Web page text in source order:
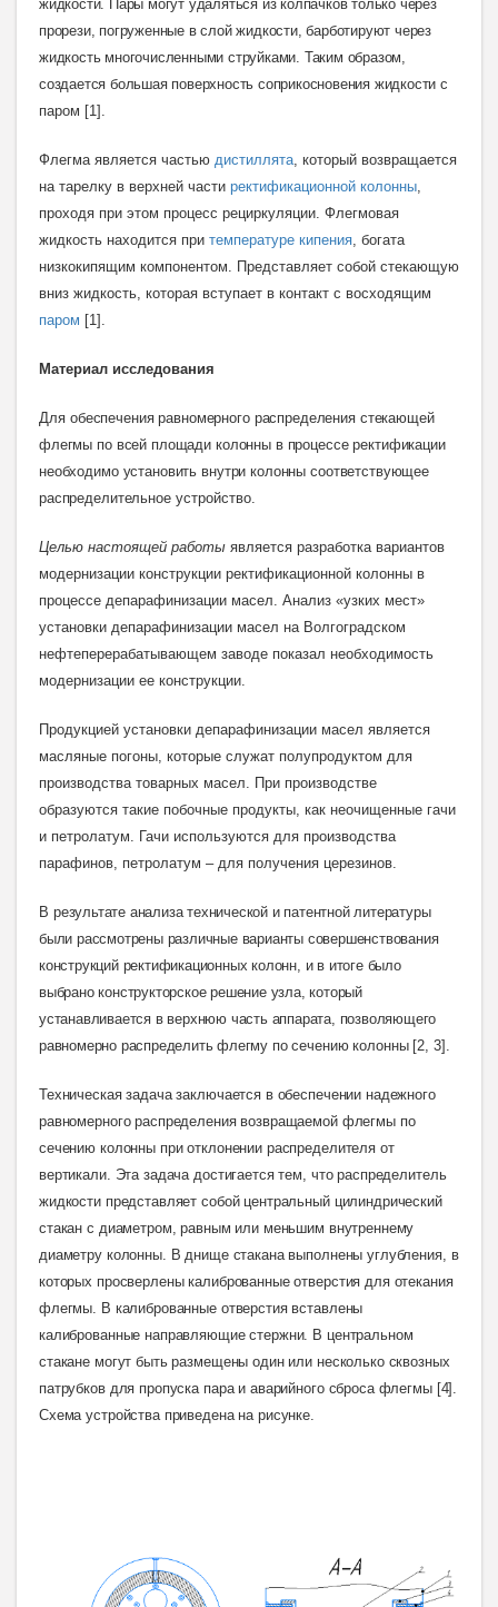
жидкости. Пары могут удаляться из колпачков только через
прорези, погруженные в слой жидкости, барботируют через
жидкость многочисленными струйками. Таким образом,
создается большая поверхность соприкосновения жидкости с
паром [1].
Флегма является частью дистиллята , который возвращается
на тарелку в верхней части ректификационной колонны
проходя при этом процесс рециркуляции. Флегмовая
жидкость находится при температуре кипения , богата
низкокипящим компонентом. Представляет собой стекающую
вниз жидкость, которая вступает в контакт с восходящим
паром [1].
Материал исследования
Для обеспечения равномерного распределения стекающей
флегмы по всей площади колонны в процессе ректификации
необходимо установить внутри колонны соответствующее
распределительноеустройство.
Целью настоящей работы является разработка вариантов
модернизации конструкции ректификационной колонны в
процессе депарафинизации масел. Анализ «узких мест»
установки депарафинизации масел на Волгоградском
нефтеперерабатывающем заводе показал необходимость
модернизации ее конструкции.
Продукцией установки депарафинизации масел является
масляные погоны, которые служат полупродуктом для
производства товарных масел. При производстве
образуются такие побочные продукты, как неочищенные гачи
и петролатум. Гачи используются для производства
парафинов, петролатум – для получения церезинов.
В результате анализа технической и патентной литературы
были рассмотрены различные варианты совершенствования
конструкций ректификационных колонн, и в итоге было
выбрано конструкторское решение узла, который
устанавливается в верхнюю часть аппарата, позволяющего
равномерно распределить флегму по сечению колонны [2, 3].
Техническая задача заключается в обеспечении надежного
равномерного распределения возвращаемой флегмы по
сечению колонны при отклонении распределителя от
вертикали. Эта задача достигается тем, что распределитель
жидкости представляет собой центральный цилиндрический
стакан с диаметром, равным или меньшим внутреннему
диаметру колонны. В днище стакана выполнены углубления, в
которых просверлены калиброванные отверстия для отекания
флегмы. В калиброванные отверстия вставлены
калиброванные направляющие стержни. В центральном
стакане могут быть размещены один или несколько сквозных
патрубков для пропуска пара и аварийного сброса флегмы [4].
Схема устройстваприведена на рисунке.